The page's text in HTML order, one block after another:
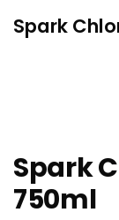
Spark
Spark
750ml